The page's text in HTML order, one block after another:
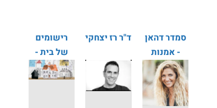
סמדר דהאן
- אמנות
ויצירה
ד"ר רז יצחקי
רישומים
של בית -
איך כותבים
בית? תמר